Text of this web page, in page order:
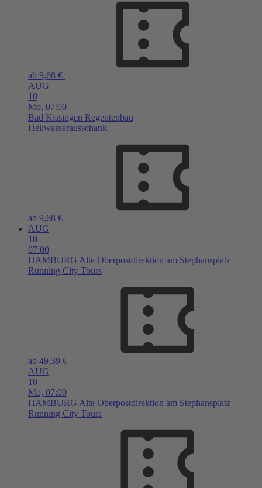
ab 9,68 €
AUG
10
Mo, 07:00
Bad Kissingen Regentenbau
Heilwasserausschank
ab 9,68 €
AUG
10
07:00
HAMBURG Alte Oberpostdirektion am Stephansplatz
Running City Tours
ab 49,39 €
AUG
10
Mo, 07:00
HAMBURG Alte Oberpostdirektion am Stephansplatz
Running City Tours